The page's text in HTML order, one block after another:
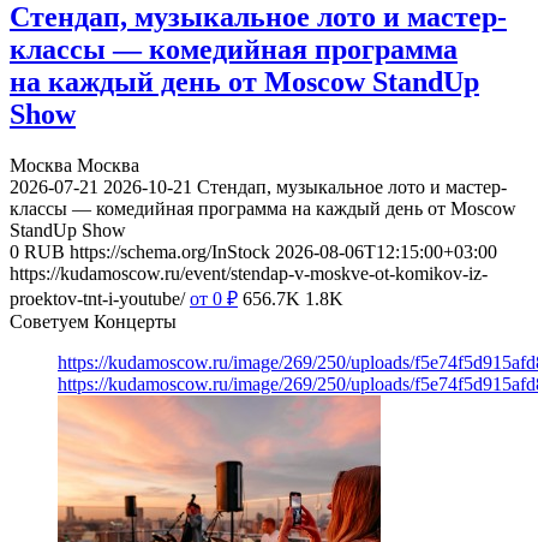
Стендап, музыкальное лото и мастер-
классы — комедийная программа
на каждый день от Moscow StandUp
Show
Москва Москва
2026-07-21 2026-10-21 Стендап, музыкальное лото и мастер-
классы — комедийная программа на каждый день от Moscow
StandUp Show
0 RUB https://schema.org/InStock 2026-08-06T12:15:00+03:00
https://kudamoscow.ru/event/stendap-v-moskve-ot-komikov-iz-
proektov-tnt-i-youtube/ от 0 ₽ 656.7K 1.8K
Советуем Концерты
https://kudamoscow.ru/image/269/250/uploads/
https://kudamoscow.ru/image/269/250/uploads/